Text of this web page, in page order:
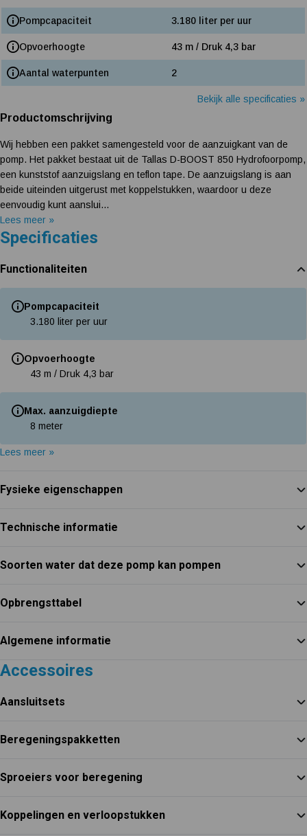
Pompcapaciteit 3.180 liter per uur
Opvoerhoogte 43 m / Druk 4,3 bar
Aantal waterpunten 2
Bekijk alle specificaties »
Productomschrijving
Wij hebben een pakket samengesteld voor de aanzuigkant van de
pomp. Het pakket bestaat uit de Tallas D-BOOST 850 Hydrofoorpomp,
een kunststof aanzuigslang en teflon tape. De aanzuigslang is aan
beide uiteinden uitgerust met koppelstukken, waardoor u deze
eenvoudig kunt aanslui...
Lees meer »
Specificaties
Functionaliteiten
Pompcapaciteit
3.180 liter per uur
Opvoerhoogte
43 m / Druk 4,3 bar
Max. aanzuigdiepte
8 meter
Lees meer »
Fysieke eigenschappen
Technische informatie
Soorten water dat deze pomp kan pompen
Opbrengsttabel
Algemene informatie
Accessoires
Aansluitsets
Beregeningspakketten
Sproeiers voor beregening
Koppelingen en verloopstukken